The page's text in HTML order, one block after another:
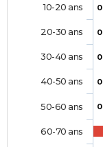
0
0
0
0
0
10-20 ans
20-30 ans
30-40 ans
40-50 ans
50-60 ans
60-70 ans